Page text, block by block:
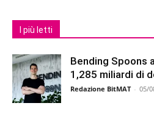
I più letti
Bending Spoons
1,285 miliardi di
Redazione BitMAT - 05/